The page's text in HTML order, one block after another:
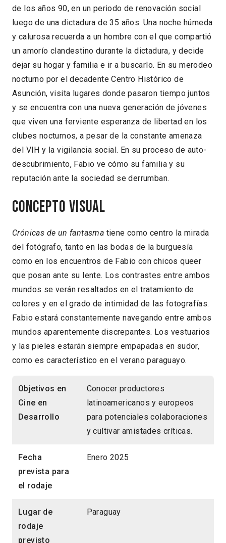
de los años 90, en un periodo de renovación social
luego de una dictadura de 35 años. Una noche húmeda
y calurosa recuerda a un hombre con el que compartió
un amorío clandestino durante la dictadura, y decide
dejar su hogar y familia e ir a buscarlo. En su merodeo
nocturno por el decadente Centro Histórico de
Asunción, visita lugares donde pasaron tiempo juntos
y se encuentra con una nueva generación de jóvenes
que viven una ferviente esperanza de libertad en los
clubes nocturnos, a pesar de la constante amenaza
del VIH y la vigilancia social. En su proceso de auto-
descubrimiento, Fabio ve cómo su familia y su
reputación ante la sociedad se derrumban.
Concepto visual
Crónicas de un fantasma tiene como centro la mirada
del fotógrafo, tanto en las bodas de la burguesía
como en los encuentros de Fabio con chicos queer
que posan ante su lente. Los contrastes entre ambos
mundos se verán resaltados en el tratamiento de
colores y en el grado de intimidad de las fotografías.
Fabio estará constantemente navegando entre ambos
mundos aparentemente discrepantes. Los vestuarios
y las pieles estarán siempre empapadas en sudor,
como es característico en el verano paraguayo.
Objetivos en
Cine en
Desarrollo
Conocer productores
latinoamericanos y europeos
para potenciales colaboraciones
y cultivar amistades críticas.
Fecha
prevista para
el rodaje
Enero 2025
Lugar de
rodaje
previsto
Paraguay